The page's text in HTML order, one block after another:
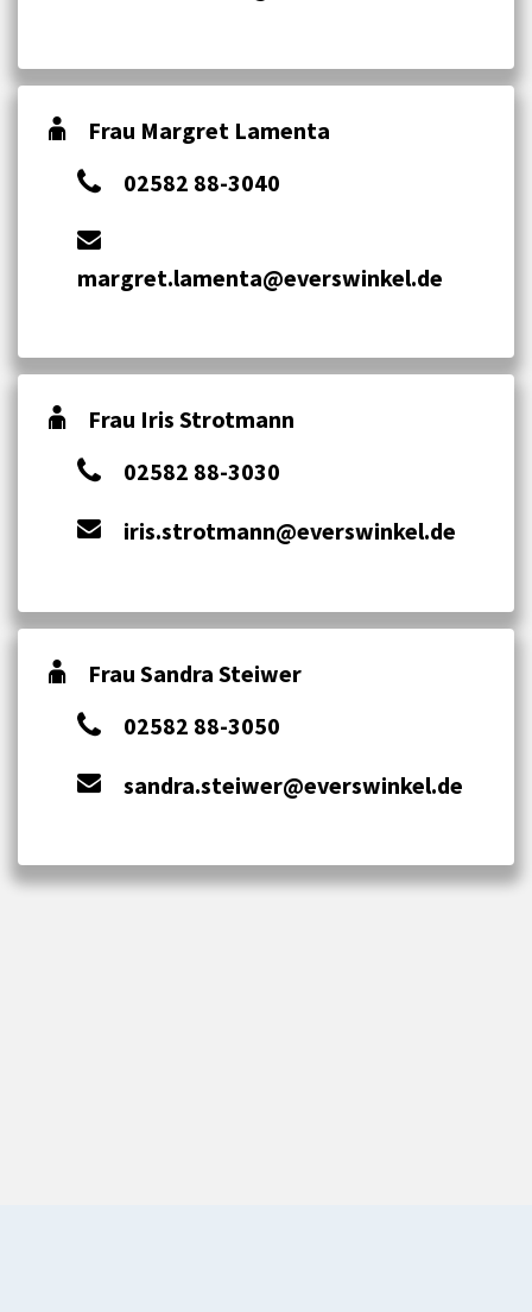
Frau Margret Lamenta
02582 88-3040
margret.lamenta@everswinkel.de
Frau Iris Strotmann
02582 88-3030
iris.strotmann@everswinkel.de
Frau Sandra Steiwer
02582 88-3050
sandra.steiwer@everswinkel.de